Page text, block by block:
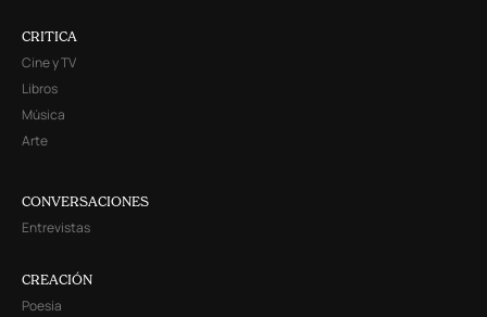
CRITICA
Cine y TV
Libros
Música
Arte
CONVERSACIONES
Entrevistas
CREACIÓN
Poesía